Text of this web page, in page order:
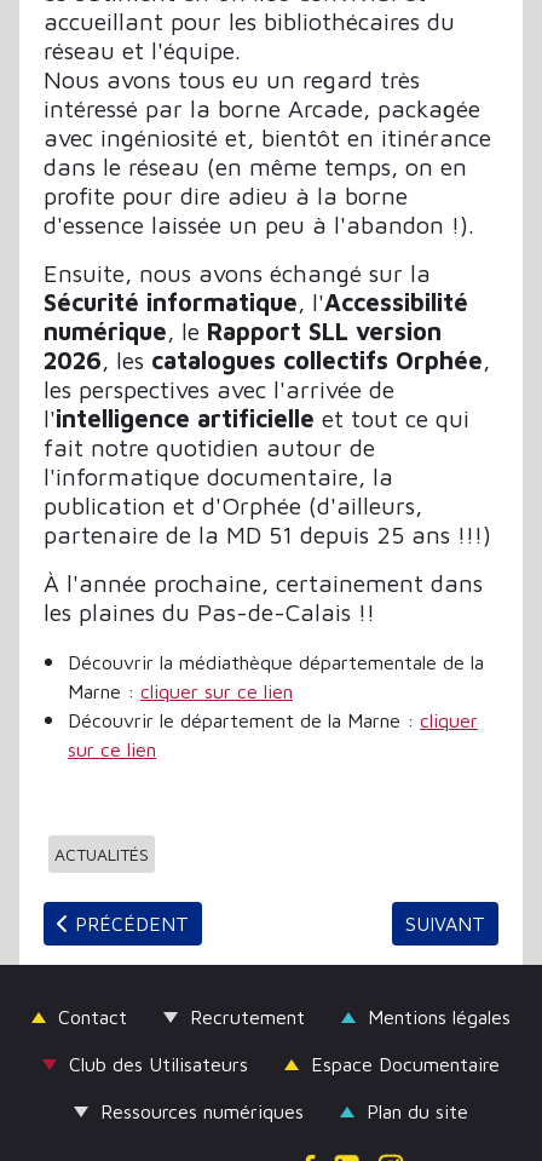
accueillant pour les bibliothécaires du
réseau et l'équipe.
Nous avons tous eu un regard très
intéressé par la borne Arcade, packagée
avec ingéniosité et, bientôt en itinérance
dans le réseau (en même temps, on en
profite pour dire adieu à la borne
d'essence laissée un peu à l'abandon !).
Ensuite, nous avons échangé sur la
Sécurité informatique, l'Accessibilité
numérique, le Rapport SLL version
2026, les catalogues collectifs Orphée,
les perspectives avec l'arrivée de
l'intelligence artificielle et tout ce qui
fait notre quotidien autour de
l'informatique documentaire, la
publication et d'Orphée (d'ailleurs,
partenaire de la MD 51 depuis 25 ans !!!)
À l'année prochaine, certainement dans
les plaines du Pas-de-Calais !!
Découvrir la médiathèque départementale de la
Marne : cliquer sur ce lien
Découvrir le département de la Marne : cliquer
sur ce lien
ACTUALITÉS
ARTICLE PRÉCÉDENT : RÉINVENTER LA MÉDIATION
PRÉCÉDENT ARTICLE
SUIVANT
Contact Recrutement Mentions légales
Club des Utilisateurs Espace Documentaire
Ressources numériques Plan du site